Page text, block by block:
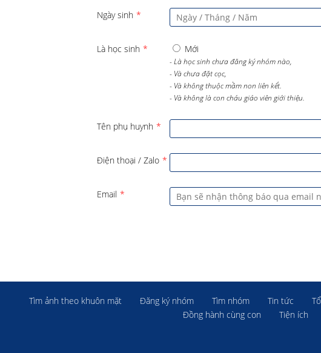
Ngày sinh *
Là học sinh * Mới
- Là học sinh chưa đăng ký nhóm nào,
- Và chưa đặt cọc,
- Và không thuộc mầm non liên kết.
- Và không là con cháu giáo viên giới thiệu.
Tên phụ huynh *
Điện thoại / Zalo *
Email *
Tìm ảnh theo khuôn mặt Đăng ký nhóm Tìm nhóm Tin tức
Đồng hành cùng con
Tiện ích